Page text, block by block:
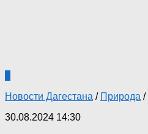
Новости Дагестана / Природа /
30.08.2024 14:30